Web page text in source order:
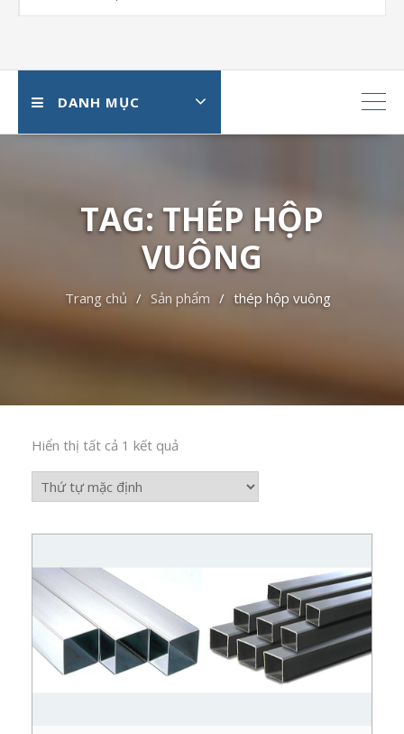
DANH MỤC
TAG: THÉP HỘP
VUÔNG
Trang chủ Sản phẩm thép hộp vuông
Hiển thị tất cả 1 kết quả